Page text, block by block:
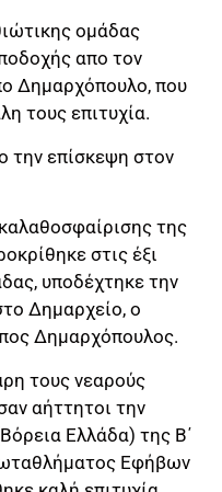
ομάδας
απο τον
Δημαρχόπουλο, που
τους επιτυχία.
την επίσκεψη στον
της
στις έξι
υποδέχτηκε την
Δημαρχείο, ο
Δημαρχόπουλος.
τους νεαρούς
αήττητοι την
Ελλάδα) της Β΄
Εφήβων